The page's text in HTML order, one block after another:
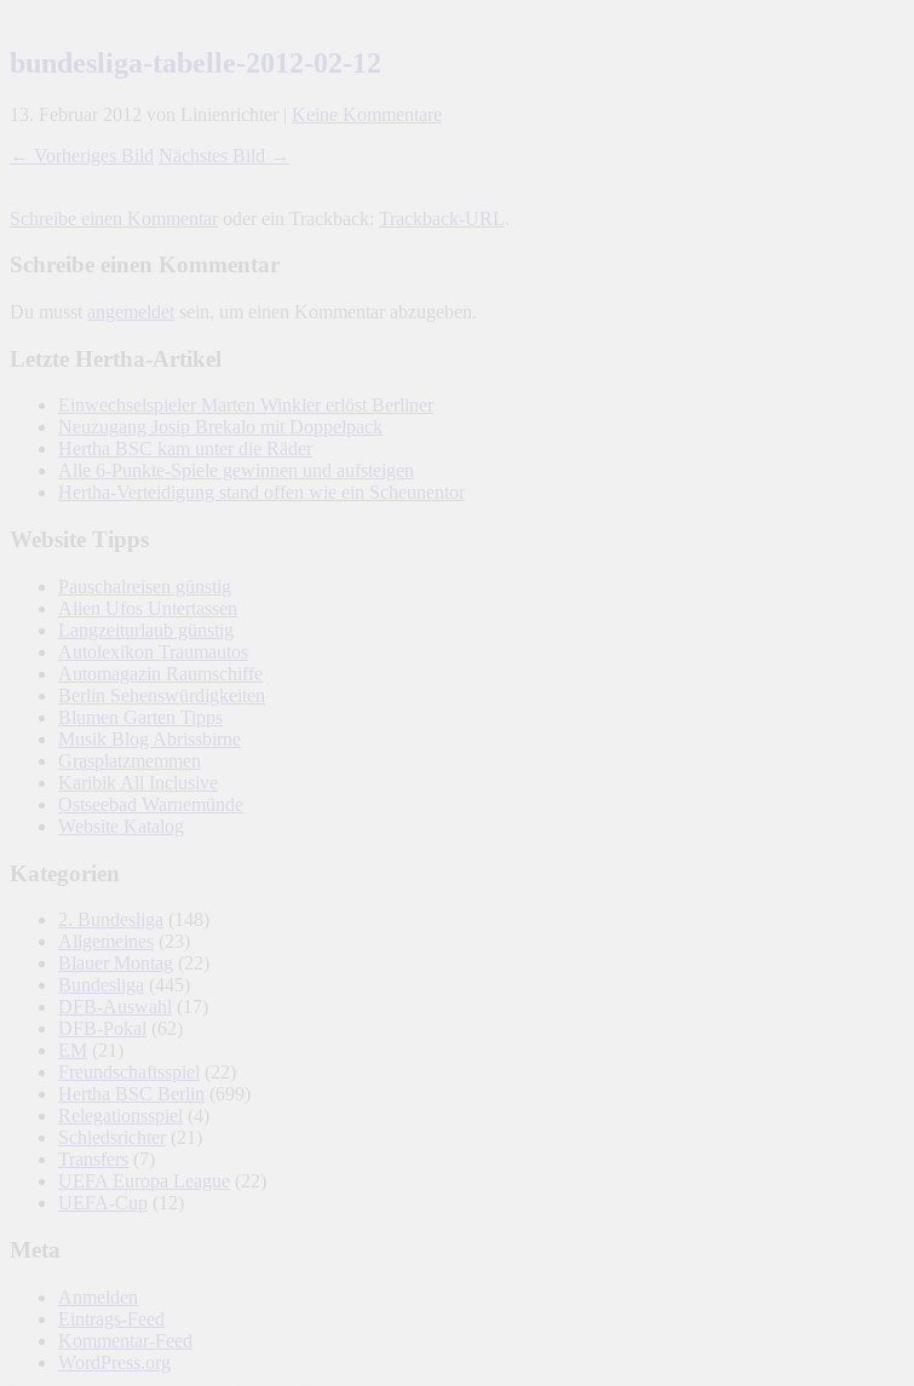
bundesliga-tabelle-2012-02-12
13. Februar 2012 von Linienrichter
Keine Kommentare
← Vorheriges Bild
Nächstes Bild →
Schreibe einen Kommentar oder ein Trackback: Trackback-URL
Schreibe einen Kommentar
Du musst angemeldet sein, um einen Kommentar abzugeben.
Letzte Hertha-Artikel
Einwechselspieler Marten Winkler erlöst Berliner
Neuzugang Josip Brekalo mit Doppelpack
Hertha BSC kam unter die Räder
Alle 6-Punkte-Spiele gewinnen und aufsteigen
Hertha-Verteidigung stand offen wie ein Scheunentor
Website Tipps
Pauschalreisen günstig
Alien Ufos Untertassen
Langzeiturlaub günstig
Autolexikon Traumautos
Automagazin Raumschiffe
Berlin Sehenswürdigkeiten
Blumen Garten Tipps
Musik Blog Abrissbirne
Grasplatzmemmen
Karibik All Inclusive
Ostseebad Warnemünde
Website Katalog
Kategorien
2. Bundesliga (148)
Allgemeines (23)
Blauer Montag (22)
Bundesliga (445)
DFB-Auswahl
(17)
DFB-Pokal (62)
EM (21)
Freundschaftsspiel (22)
Hertha BSC Berlin
(699)
Relegationsspiel (4)
Schiedsrichter
(21)
Transfers (7)
UEFA Europa League (22)
UEFA-Cup (12)
Meta
Anmelden
Eintrags-Feed
Kommentar-Feed
WordPress.org